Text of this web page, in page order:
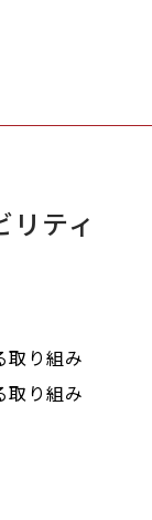
リティ
取り組み
取り組み